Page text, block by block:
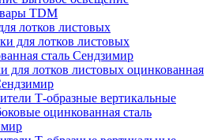
TDM
лотков листовых
для лотков листовых
сталь Сендзимир
для лотков листовых оцинкованная
Т-образные вертикальные
оцинкованная сталь